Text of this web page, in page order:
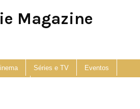
Magazine
Séries e TV Eventos